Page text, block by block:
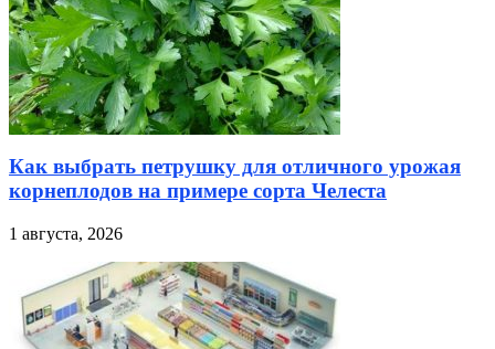
Как выбрать петрушку для отличного урожая
корнеплодов на примере сорта Челеста
1 августа, 2026